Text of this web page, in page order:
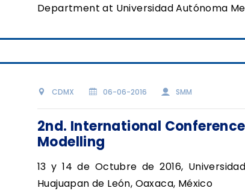
Department at Universidad Autónoma
CDMX 06-06-2016 SMM
2nd. International
Modelling
13 y 14 de Octubre de 2016,
Huajuapan de León, Oaxaca, México